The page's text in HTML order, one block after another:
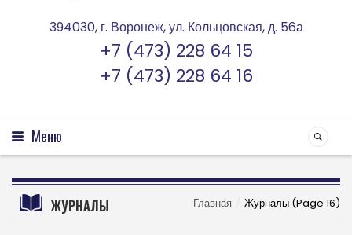
394030, г. Воронеж, ул. Кольцовская, д. 56а
+7 (473) 228 64 15
+7 (473) 228 64 16
Меню
ЖУРНАЛЫ Главная Журналы (Page 16)